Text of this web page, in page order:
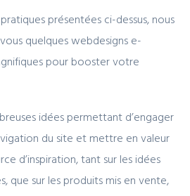
présentées ci-dessus, nous
quelques webdesigns e-
pour booster votre
idées permettant d’engager
du site et mettre en valeur
d’inspiration, tant sur les idées
que sur les produits mis en vente,